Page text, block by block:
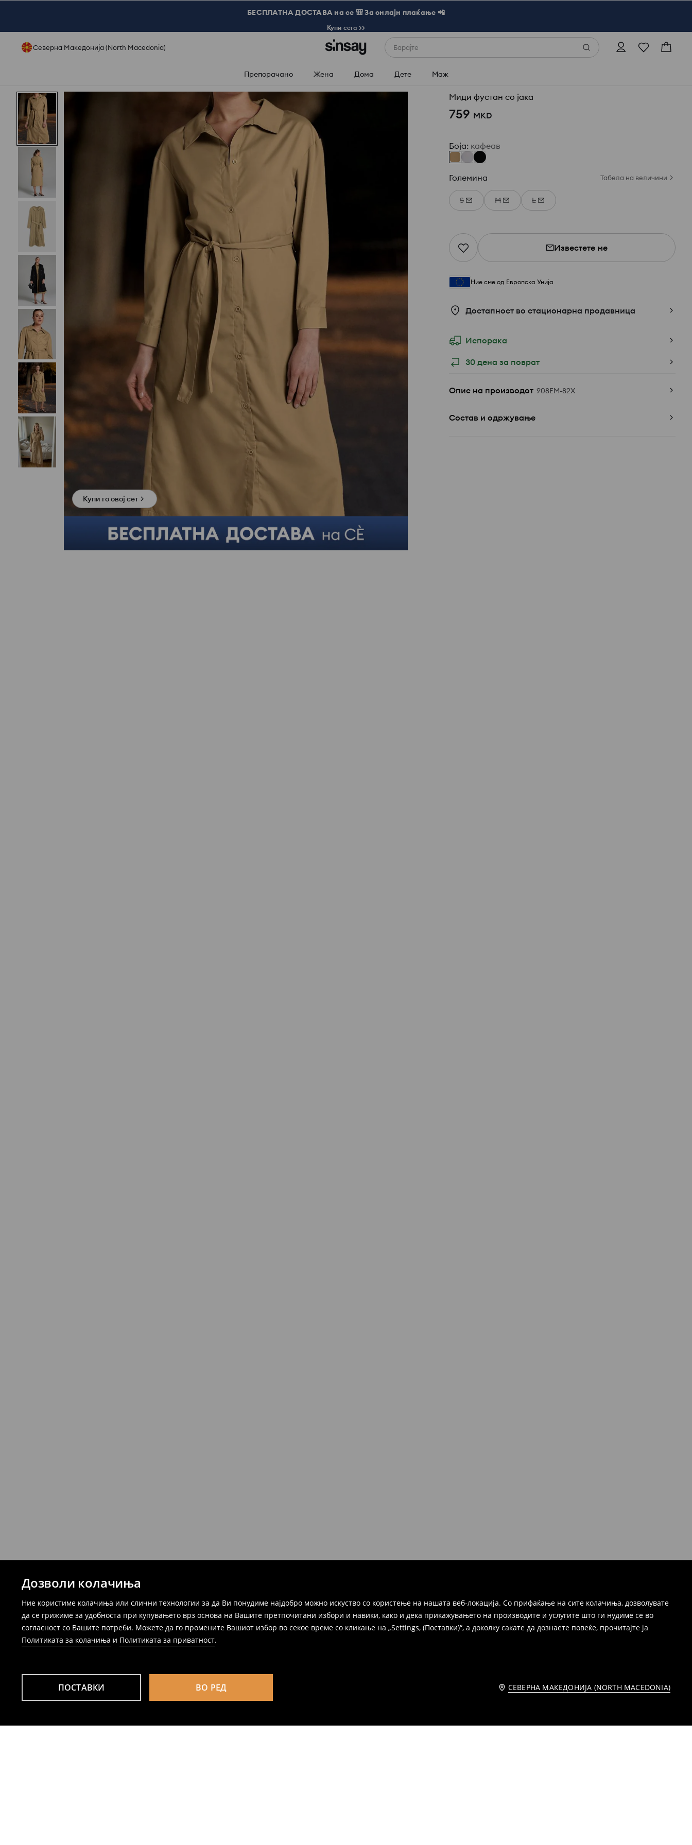
Дозволи колачиња
Ние користиме колачиња или слични технологии за да Ви понудиме најдобро можно искуство со користење на нашата веб-локација. Со прифаќање на сите колачиња, дозволувате
да се грижиме за удобноста при купувањето врз основа на Вашите претпочитани избори и навики, како и дека прикажувањето на производите и услугите што ги нудиме се во
согласност со Вашите потреби. Можете да го промените Вашиот избор во секое време со кликање на „Settings, (Поставки)“, а доколку сакате да дознаете повеќе, прочитајте ја
Политиката за колачиња и Политиката за приватност.
ПОСТАВКИ ВО РЕД СЕВЕРНА МАКЕДОНИЈА (NORTH MACEDONIA)
БЕСПЛАТНА ДОСТАВА на се 🎒 За онлајн плаќање 📲
Купи сега >>
Северна Македонија (North Macedonia) Барајте
Препорачано Жена Дома Дете Маж
Миди фустан со јака
759 MKD
Боја: кафеав
Големина Табела на величини
S M L
Известете ме
Ние сме од Европска Унија
Достапност во стационарна продавница
Испорака
30 дена за поврат
Опис на производот 908EM-82X
Состав и одржување
Купи го овој сет